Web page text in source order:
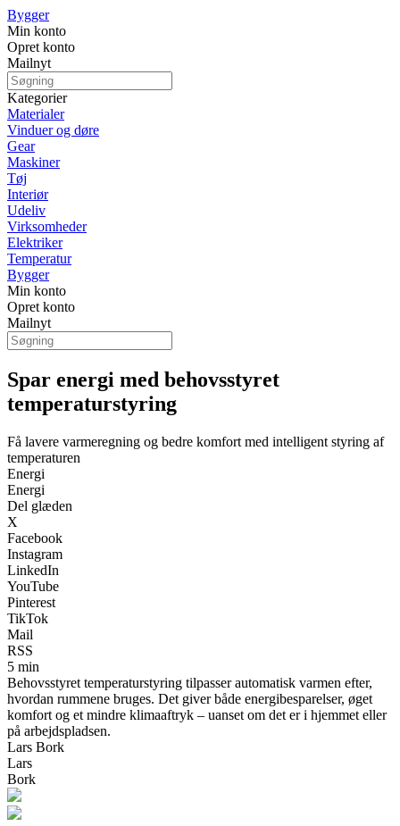
Bygger
Min konto
Opret konto
Mailnyt
Kategorier
Materialer
Vinduer og døre
Gear
Maskiner
Tøj
Interiør
Udeliv
Virksomheder
Elektriker
Temperatur
Bygger
Min konto
Opret konto
Mailnyt
Spar energi med behovsstyret
temperaturstyring
Få lavere varmeregning og bedre komfort med intelligent styring af
temperaturen
Energi
Energi
Del glæden
X
Facebook
Instagram
LinkedIn
YouTube
Pinterest
TikTok
Mail
RSS
5 min
Behovsstyret temperaturstyring tilpasser automatisk varmen efter,
hvordan rummene bruges. Det giver både energibesparelser, øget
komfort og et mindre klimaaftryk – uanset om det er i hjemmet eller
på arbejdspladsen.
Lars Bork
Lars
Bork